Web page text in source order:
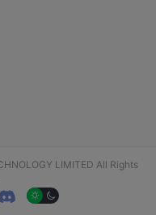
LIMITED All Rights